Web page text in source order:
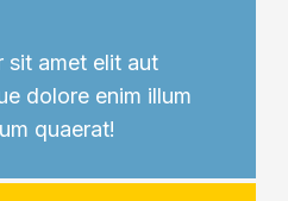
sit amet elit aut
dolore enim illum
quaerat!